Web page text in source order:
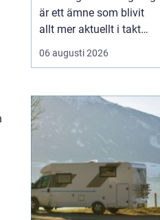
krav
är ett ämne som blivit
allt mer aktuellt i takt
med att fler
verksamheter söker
lättskötta golvlösningar.
I moderna
produktionsmiljöer
behöver golvet vara mer
än bara en slityta. Golvet
ska tåla tung trafi...
06 augusti 2026